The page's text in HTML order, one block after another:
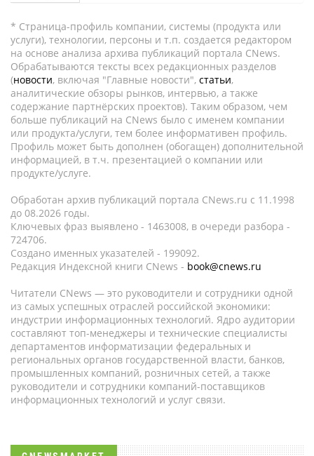
* Страница-профиль компании, системы (продукта или
услуги), технологии, персоны и т.п. создается редактором
на основе анализа архива публикаций портала CNews.
Обрабатываются тексты всех редакционных разделов
(новости, включая "Главные новости", статьи,
аналитические обзоры рынков, интервью, а также
содержание партнёрских проектов). Таким образом, чем
больше публикаций на CNews было с именем компании
или продукта/услуги, тем более информативен профиль.
Профиль может быть дополнен (обогащен) дополнительной
информацией, в т.ч. презентацией о компании или
продукте/услуге.
Обработан архив публикаций портала CNews.ru c 11.1998
до 08.2026 годы.
Ключевых фраз выявлено - 1463008, в очереди разбора -
724706.
Создано именных указателей - 199092.
Редакция Индексной книги CNews - book@cnews.ru
Читатели CNews — это руководители и сотрудники одной
из самых успешных отраслей российской экономики:
индустрии информационных технологий. Ядро аудитории
составляют топ-менеджеры и технические специалисты
департаментов информатизации федеральных и
региональных органов государственной власти, банков,
промышленных компаний, розничных сетей, а также
руководители и сотрудники компаний-поставщиков
информационных технологий и услуг связи.